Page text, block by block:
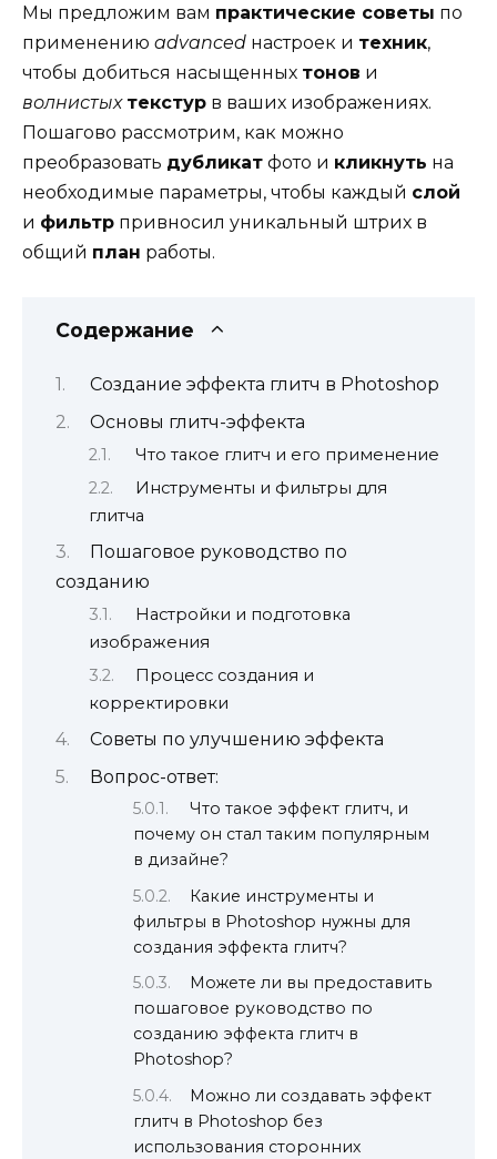
Мы предложим вам практические советы по
применению advanced настроек и техник,
чтобы добиться насыщенных тонов и
волнистых текстур в ваших изображениях.
Пошагово рассмотрим, как можно
преобразовать дубликат фото и кликнуть на
необходимые параметры, чтобы каждый слой
и фильтр привносил уникальный штрих в
общий план работы.
Содержание
Создание эффекта глитч в Photoshop
Основы глитч-эффекта
Что такое глитч и его применение
Инструменты и фильтры для
глитча
Пошаговое руководство по
созданию
Настройки и подготовка
изображения
Процесс создания и
корректировки
Советы по улучшению эффекта
Вопрос-ответ:
Что такое эффект глитч, и
почему он стал таким популярным
в дизайне?
Какие инструменты и
фильтры в Photoshop нужны для
создания эффекта глитч?
Можете ли вы предоставить
пошаговое руководство по
созданию эффекта глитч в
Photoshop?
Можно ли создавать эффект
глитч в Photoshop без
использования сторонних